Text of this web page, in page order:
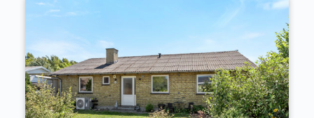
Villa:
Rosenvænget
4173
Fjenneslev